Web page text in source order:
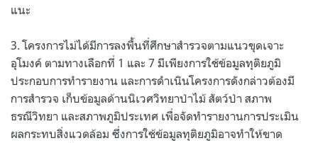
แนะ
3. โครงการไม่ได้มีการลงพื้นที่ศึกษาสำรวจตามแนวขุดเจาะ
อุโมงค์ ตามทางเลือกที่ 1 และ 7 มีเพียงการใช้ข้อมูลทุติยภูมิ
ประกอบการทำรายงาน และการดำเนินโครงการดังกล่าวต้องมี
การสำรวจ เก็บข้อมูลด้านนิเวศวิทยาป่าไม้ สัตว์ป่า สภาพ
ธรณีวิทยา และสภาพภูมิประเทศ เพื่อจัดทำรายงานการประเมิน
ผลกระทบสิ่งแวดล้อม ซึ่งการใช้ข้อมูลทุติยภูมิอาจทำให้ขาด